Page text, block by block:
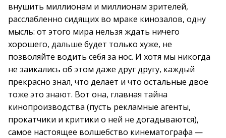
внушить миллионам и миллионам зрителей,
расслабленно сидящих во мраке кинозалов, одну
мысль: от этого мира нельзя ждать ничего
хорошего, дальше будет только хуже, не
позволяйте водить себя за нос. И хотя мы никогда
не заикались об этом даже друг другу, каждый
прекрасно знал, что делает и что остальные двое
тоже это знают. Вот она, главная тайна
кинопроизводства (пусть рекламные агенты,
прокатчики и критики о ней не догадываются),
самое настоящее волшебство кинематографа —